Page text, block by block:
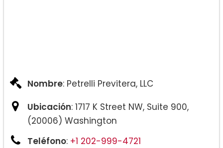
Nombre: Petrelli Previtera, LLC
Ubicación: 1717 K Street NW, Suite 900,
(20006) Washington
Teléfono: +1 202-999-4721